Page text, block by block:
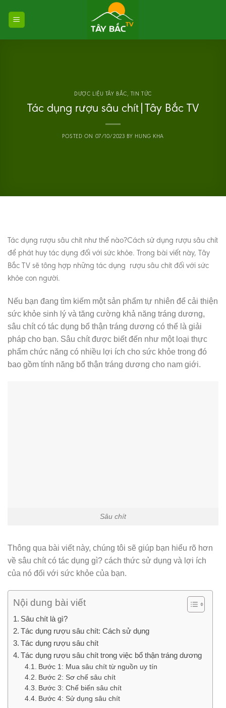
DƯỢC LIỆU TÂY BẮC, TIN TỨC
Tác dụng rượu sâu chít|Tây Bắc TV
POSTED ON 07/10/2023 BY HUNG KHA
Tác dụng rượu sâu chít như thế nào?Cách sử dụng rượu sâu chít
để phát huy tác dụng đối với sức khỏe. Trong bài viết này, Tây
Bắc TV sẽ tông hợp những tác dụng rượu sâu chít đối với sức
khỏe con người.
Nếu bạn đang tìm kiếm một sản phẩm tự nhiên để cải thiện
sức khỏe sinh lý và tăng cường khả năng tráng dương,
sâu chít có tác dụng bổ thận tráng dương có thể là giải
pháp cho bạn. Sâu chít được biết đến như một loại thực
phẩm chức năng có nhiều lợi ích cho sức khỏe trong đó
bao gồm tính năng bổ thận tráng dương cho nam giới.
Sâu chít
Thông qua bài viết này, chúng tôi sẽ giúp bạn hiểu rõ hơn
về sâu chít có tác dụng gì? cách thức sử dụng và lợi ích
của nó đối với sức khỏe của bạn.
Nội dung bài viết
Sâu chít là gì?
Tác dụng rượu sâu chít: Cách sử dụng
Tác dụng rượu sâu chít
Tác dụng rượu sâu chít trong việc bổ thận tráng dương
Bước 1: Mua sâu chít từ nguồn uy tín
Bước 2: Sơ chế sâu chít
Bước 3: Chế biến sâu chít
Bước 4: Sử dụng sâu chít